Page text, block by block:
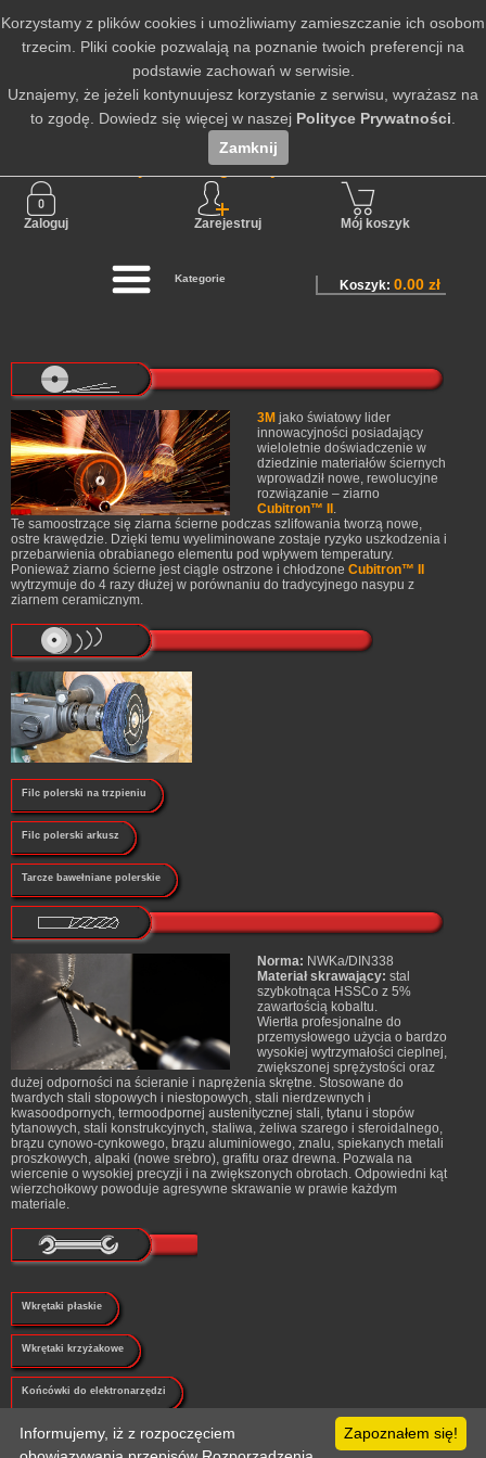
Nie jesteś zalogowany
Zaloguj Zarejestruj Mój koszyk
Kategorie
3M jako światowy lider
innowacyjności posiadający
wieloletnie doświadczenie w
dziedzinie materiałów ściernych
wprowadził nowe, rewolucyjne
rozwiązanie – ziarno
Cubitron™ II
.
Te samoostrzące się ziarna ścierne podczas szlifowania tworzą nowe,
ostre krawędzie. Dzięki temu wyeliminowane zostaje ryzyko uszkodzenia i
przebarwienia obrabianego elementu pod wpływem temperatury.
Ponieważ ziarno ścierne jest ciągle ostrzone i chłodzone Cubitron™ II
wytrzymuje do 4 razy dłużej w porównaniu do tradycyjnego nasypu z
ziarnem ceramicznym.
Filc polerski na trzpieniu
Filc polerski arkusz
Tarcze bawełniane polerskie
Norma: NWKa/DIN338
Materiał skrawający: stal
szybkotnąca HSSCo z 5%
zawartością kobaltu.
Wiertła profesjonalne do
przemysłowego użycia o bardzo
wysokiej wytrzymałości cieplnej,
zwiększonej sprężystości oraz
dużej odporności na ścieranie i naprężenia skrętne. Stosowane do
twardych stali stopowych i niestopowych, stali nierdzewnych i
kwasoodpornych, termoodpornej austenitycznej stali, tytanu i stopów
tytanowych, stali konstrukcyjnych, staliwa, żeliwa szarego i sferoidalnego,
brązu cynowo-cynkowego, brązu aluminiowego, znalu, spiekanych metali
proszkowych, alpaki (nowe srebro), grafitu oraz drewna. Pozwala na
wiercenie o wysokiej precyzji i na zwiększonych obrotach. Odpowiedni kąt
wierzchołkowy powoduje agresywne skrawanie w prawie każdym
materiale.
Wkrętaki płaskie
Wkrętaki krzyżakowe
Końcówki do elektronarzędzi
Klucze
Koszyk:0.00 zł
Zapoznałem się!
Informujemy, iż z rozpoczęciem
Korzystamy z plików cookies i umożliwiamy zamieszczanie ich osobom
trzecim. Pliki cookie pozwalają na poznanie twoich preferencji na
podstawie zachowań w serwisie.
Uznajemy, że jeżeli kontynuujesz korzystanie z serwisu, wyrażasz na
to zgodę. Dowiedz się więcej w naszej Polityce Prywatności
Zamknij